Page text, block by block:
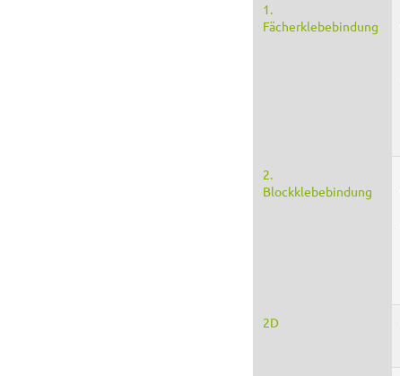
1.
Fächerklebebindung
2.
Blockklebebindung
2D